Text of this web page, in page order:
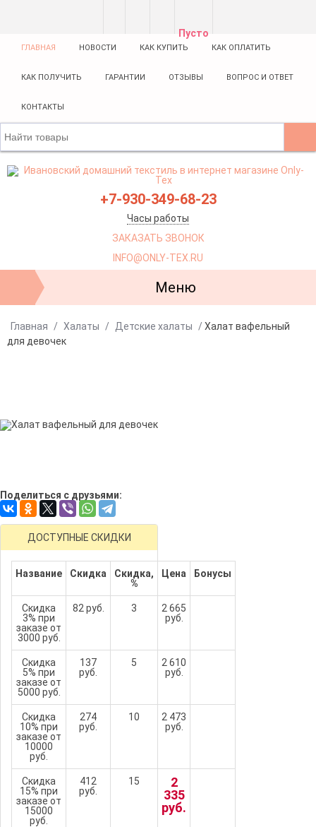
Пусто
ГЛАВНАЯ НОВОСТИ КАК КУПИТЬ КАК ОПЛАТИТЬ
КАК ПОЛУЧИТЬ ГАРАНТИИ ОТЗЫВЫ ВОПРОС И ОТВЕТ
КОНТАКТЫ
+7-930-349-68-23
Часы работы
ЗАКАЗАТЬ ЗВОНОК
INFO@ONLY-TEX.RU
Меню
Главная / Халаты / Детские халаты /Халат вафельный
для девочек
Поделиться с друзьями:
ДОСТУПНЫЕ СКИДКИ
Название Скидка
Скидка,
%
Цена Бонусы
Скидка
3% при
заказе от
3000 руб.
82 руб. 3
2 665
руб.
Скидка
5% при
заказе от
5000 руб.
137
руб.
5
2 610
руб.
Скидка
10% при
заказе от
10000
руб.
274
руб.
10
2 473
руб.
Скидка
15% при
заказе от
15000
руб.
412
руб.
15
2
335
руб.